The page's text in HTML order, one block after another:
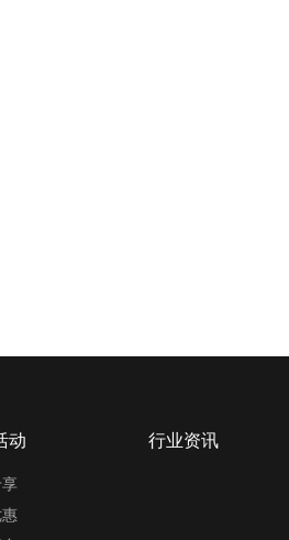
动 行业资讯